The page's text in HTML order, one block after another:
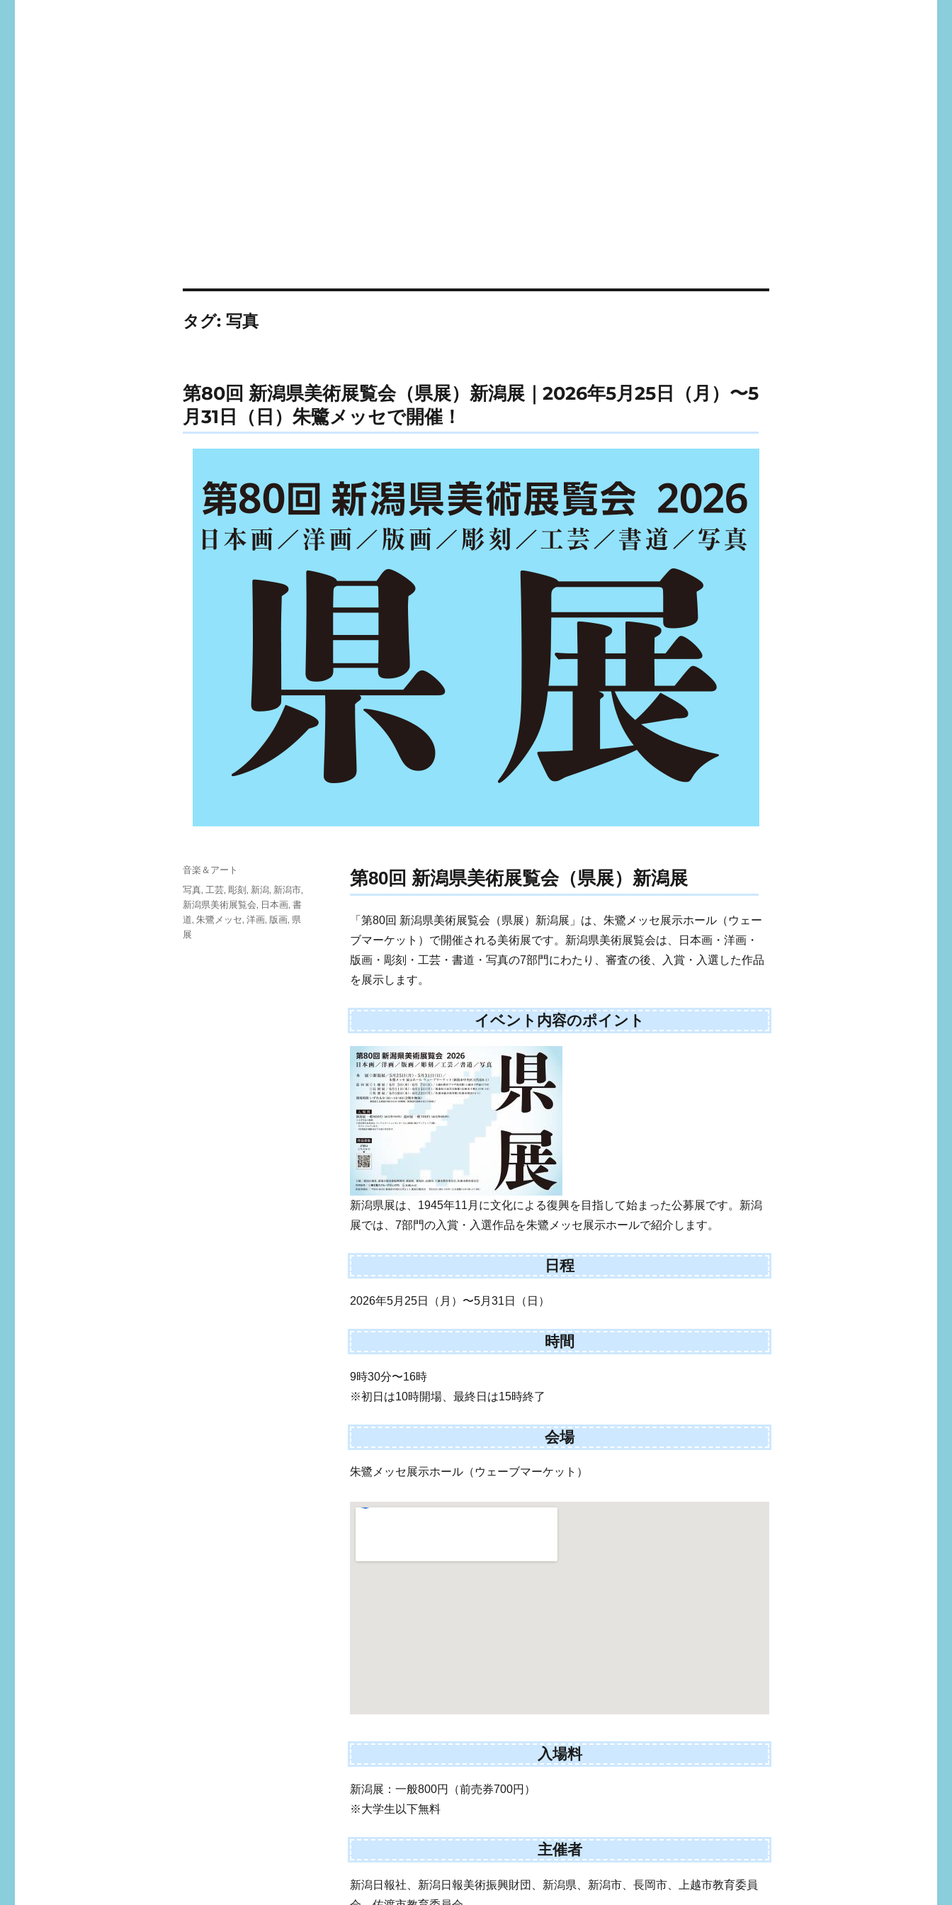
タグ: 写真
第80回 新潟県美術展覧会（県展）新潟展｜2026年5月25日（月）〜5
月31日（日）朱鷺メッセで開催！
第80回 新潟県美術展覧会（県展）新潟展
「第80回 新潟県美術展覧会（県展）新潟展」は、朱鷺メッセ展示ホール（ウェー
ブマーケット）で開催される美術展です。新潟県美術展覧会は、日本画・洋画・
版画・彫刻・工芸・書道・写真の7部門にわたり、審査の後、入賞・入選した作品
を展示します。
イベント内容のポイント
新潟県展は、1945年11月に文化による復興を目指して始まった公募展です。新潟
展では、7部門の入賞・入選作品を朱鷺メッセ展示ホールで紹介します。
日程
2026年5月25日（月）〜5月31日（日）
時間
9時30分〜16時
※初日は10時開場、最終日は15時終了
会場
朱鷺メッセ展示ホール（ウェーブマーケット）
入場料
新潟展：一般800円（前売券700円）
※大学生以下無料
主催者
新潟日報社、新潟日報美術振興財団、新潟県、新潟市、長岡市、上越市教育委員
投
日:
カ
テ
ゴ
リ
ー
音楽＆アート
タ
グ
写真, 工芸, 彫刻, 新潟, 新潟市,
新潟県美術展覧会, 日本画, 書
道, 朱鷺メッセ, 洋画, 版画, 県
展